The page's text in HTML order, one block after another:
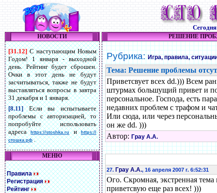
НОВОСТИ
[31.12]С наступающим Новым
Годом! 1 января - выходной
день. Рейтинг будет сброшен.
Очки в этот день не будут
засчитываться, также не будут
выставляться вопросы в завтра
31 декабря и 1 января.
[8.11]Если вы испытываете
проблемы с авторизацией, то
попробуйте использовать
адресаhttps://stoshka.ruиhttps://
стошка.рф.
МЕНЮ
Правила
Регистрация
Рейтинг
РЕШЕНИЕ
Рубрика:Игра, правила,
Тема: Решение проблемы
Приветсвует всех dd.))) Всем
штурмах большущий привет и
персональное. Господа, есть
недавних проблем с трафом и
Или сюда, или через
он же dd. )))
Автор: Грау А.А.
27. Грау А.А., 16 апреля 2007 г. 6:52:31
Ого. Скромная, экстренная тема
приветсвую еще раз всех! )))